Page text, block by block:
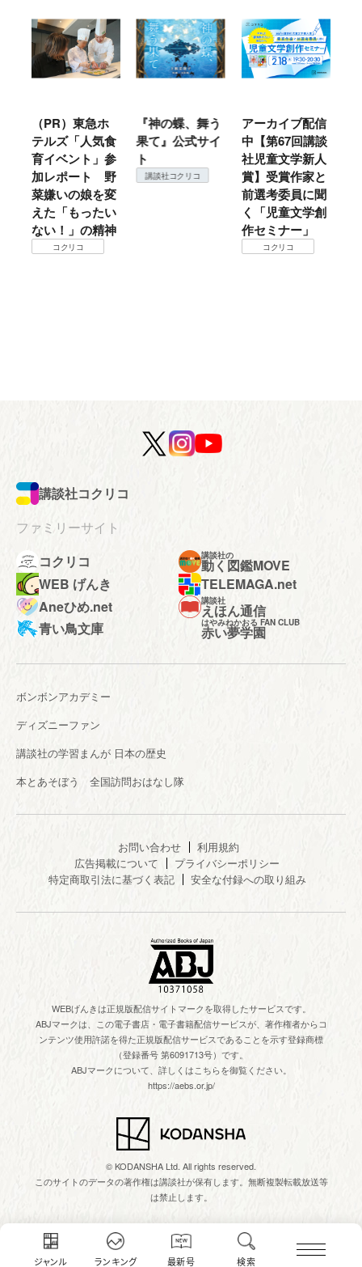
ジャンル ランキング 最新号 検索
（PR）東急ホ
テルズ「人気食
育イベント」参
加レポート 野
菜嫌いの娘を変
えた「もったい
ない！」の精神
コクリコ
『神の蝶、舞う
果て』公式サイ
ト
講談社コクリコ
アーカイブ配信
中【第67回講談
社児童文学新人
賞】受賞作家と
前選考委員に聞
く「児童文学創
作セミナー」
コクリコ
講談社コクリコ
ファミリーサイト
コクリコ
講談社の
動く図鑑MOVE
WEB げんき
TELEMAGA.net
Aneひめ.net
講談社
えほん通信
青い鳥文庫
はやみねかおる FAN CLUB
赤い夢学園
ボンボンアカデミー
ディズニーファン
講談社の学習まんが 日本の歴史
本とあそぼう 全国訪問おはなし隊
お問い合わせ
利用規約
広告掲載について
プライバシーポリシー
特定商取引法に基づく表記
安全な付録への取り組み
WEBげんきは正規版配信サイトマークを取得したサービスです。
ABJマークは、この電子書店・電子書籍配信サービスが、著作権者からコ
ンテンツ使用許諾を得た正規版配信サービスであることを示す登録商標
（登録番号 第6091713号）です。
ABJマークについて、詳しくはこちらを御覧ください。
https://aebs.or.jp/
© KODANSHA Ltd. All rights reserved.
このサイトのデータの著作権は講談社が保有します。無断複製転載放送等
は禁止します。